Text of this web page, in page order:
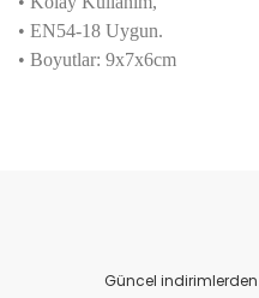
• EN54-18 Uygun.
• Boyutlar: 9x7x6cm
Ürün resmi kalitesiz, bozuk
Ürün açıklamasında eksik
Güncel